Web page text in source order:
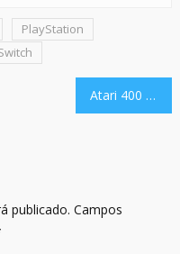
PlayStation
Atari 400 Mini, réplica reduzida do clássico de 1979, traz retrogames
publicado. Campos